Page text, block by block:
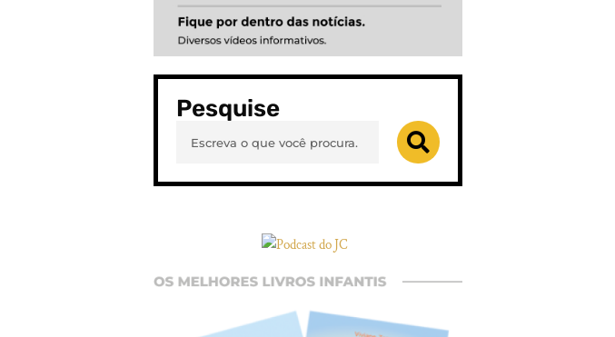
Pesquise